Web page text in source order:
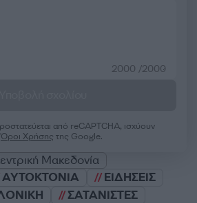
2000 /2000
από reCAPTCHA, ισχύουν
Όροι Χρήσης της Google.
Μακεδονία
ΑΥΤΟΚΤΟΝΙΑ
ΕΙΔΗΣΕΙΣ
ΣΑΤΑΝΙΣΤΕΣ